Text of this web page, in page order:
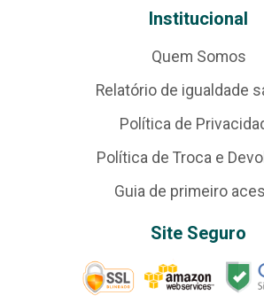
Institucional
Quem Somos
Relatório de igualdade
Política de
Política de Troca e
Guia de primeiro
Site Seguro